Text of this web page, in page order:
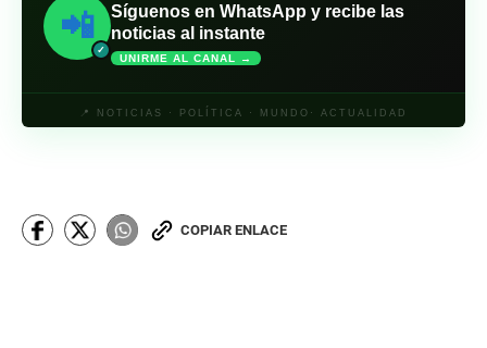
📲
✓
Síguenos en WhatsApp y recibe las
noticias al instante
UNIRME AL CANAL →
📍 NOTICIAS · POLÍTICA · MUNDO· ACTUALIDAD
COPIAR ENLACE